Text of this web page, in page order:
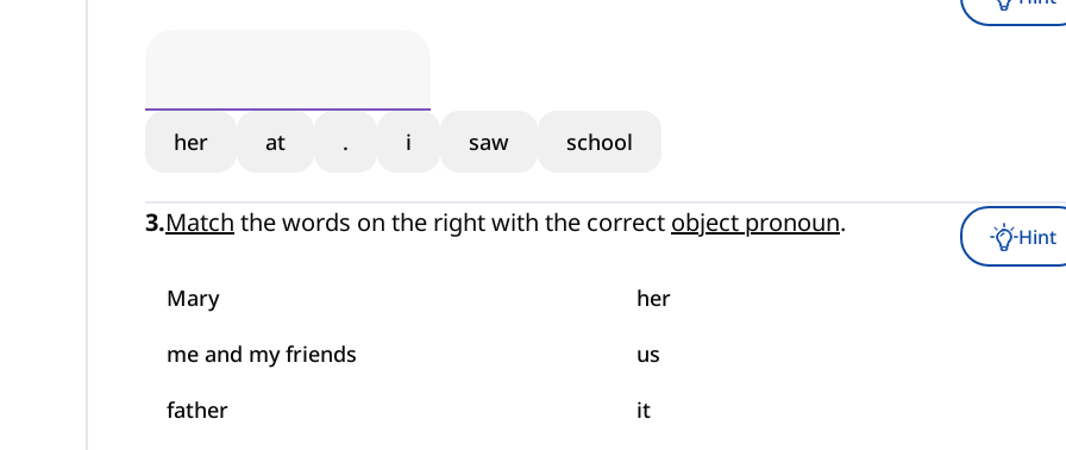
her at . i saw school
3.Match the words on the right with the correct object pronoun. Hint
Mary
me and my friends
father
her
us
it